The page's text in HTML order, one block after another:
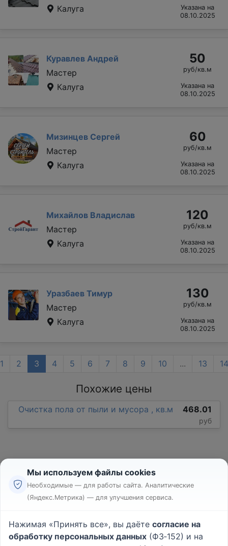
Калуга
Указана на
08.10.2025
Куравлев Андрей
Мастер
Калуга
50
руб/кв.м
Указана на
08.10.2025
Мизинцев Сергей
Мастер
Калуга
60
руб/кв.м
Указана на
08.10.2025
Михайлов Владислав
Мастер
Калуга
120
руб/кв.м
Указана на
08.10.2025
Уразбаев Тимур
Мастер
Калуга
130
руб/кв.м
Указана на
08.10.2025
1 2 3 4 5 6 7 8 9 10 ... 13 14
Похожие цены
Очистка пола от пыли и мусора , кв.м 468.01
руб
Реклама
Пользовательское соглашение
Политика конфиденциальности
Мы используем файлы cookies
Необходимые — для работы сайта. Аналитические
(Яндекс.Метрика) — для улучшения сервиса.
Нажимая «Принять все», вы даёте согласие на
обработку персональных данных (ФЗ‑152) и на